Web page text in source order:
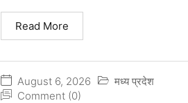
August 6, 2026
मध्य प्रदेश
Comment (0)
Read More